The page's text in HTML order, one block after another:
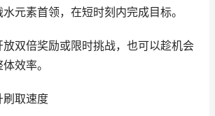
元素首领，在短时刻内完成目标。
双倍奖励或限时挑战，也可以趁机会
效率。
刷取速度